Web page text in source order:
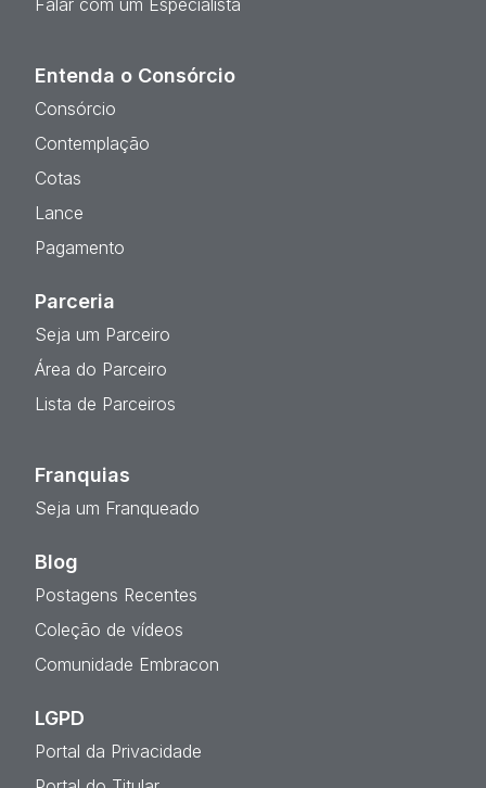
Falar com um Especialista
Entenda o Consórcio
Consórcio
Contemplação
Cotas
Lance
Pagamento
Parceria
Seja um Parceiro
Área do Parceiro
Lista de Parceiros
Franquias
Seja um Franqueado
Blog
Postagens Recentes
Coleção de vídeos
Comunidade Embracon
LGPD
Portal da Privacidade